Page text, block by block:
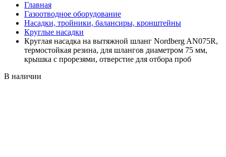
Главная
Газоотводное оборудование
Насадки, тройники, балансиры, кронштейны
Круглые насадки
Круглая насадка на вытяжной шланг Nordberg AN075R,
термостойкая резина, для шлангов диаметром 75 мм,
крышка с прорезями, отверстие для отбора проб
В наличии